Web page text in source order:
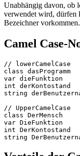
Unabhängig davon, ob
verwendet wird, dürfen
Bezeichner vorkommen.
Camel Case-
// lowerCamelCase
class dasProgramm
var dieFunktion
int derKontostand
string
// UpperCamelCase
class DerMensch
var DieFunktion
int DerKontostand